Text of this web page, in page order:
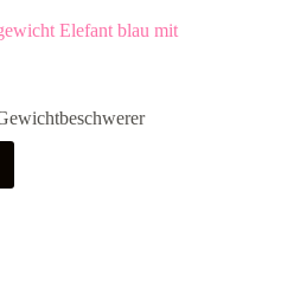
Elefant blau mit